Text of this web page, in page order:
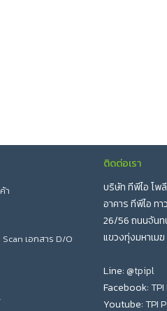
า
เอกสาร D/O
ติดต่อเรา
บริษัท ทีพีไอ โพ
อาคาร ทีพีไอ ทา
26/56 ถนนจันท
แขวงทุ่งมหาเม
Line:@tpipl
Facebook:
Youtube:TPI